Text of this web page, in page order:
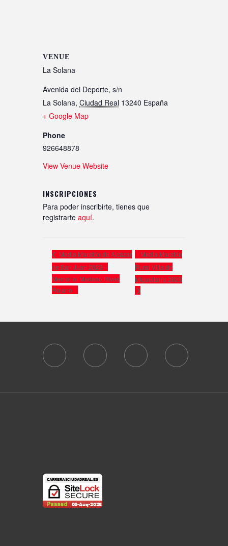
VENUE
La Solana
Avenida del Deporte, s/n
La Solana, Ciudad Real 13240 España
+ Google Map
Phone
926648878
View Venue Website
INSCRIPCIONES
Para poder inscribirte, tienes que
registrarte aquí.
Media Maratón de Alcázar
de San Juan 2023 –
Memorial Mariano Rivas
Rojano
Media Maratón
Rural Villa de
Miguelturra 2023